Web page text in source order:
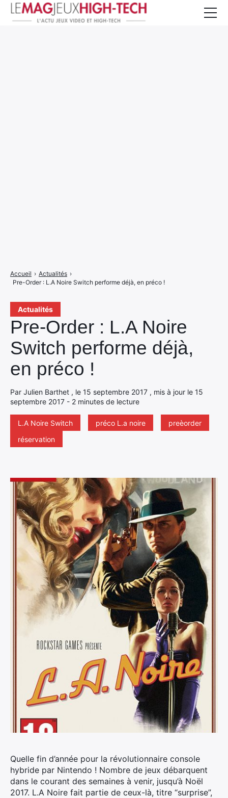
Actualités
Pre-Order : L.A Noire
Switch performe déjà,
en préco !
Par Julien Barthet , le 15 septembre 2017 , mis à jour le 15
septembre 2017 - 2 minutes de lecture
L.A Noire Switch préco L.a noire
preèorder
réservation
Accueil › Actualités ›
Pre-Order : L.A Noire Switch performe déjà, en préco !
Quelle fin d’année pour la révolutionnaire console
hybride par Nintendo ! Nombre de jeux débarquent
dans le courant des semaines à venir, jusqu’à Noël
2017. L.A Noire fait partie de ceux-là, titre “surprise”,